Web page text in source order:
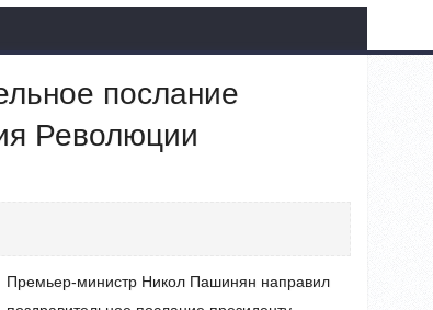
послание
Революции
Премьер-министр Никол Пашинян направил